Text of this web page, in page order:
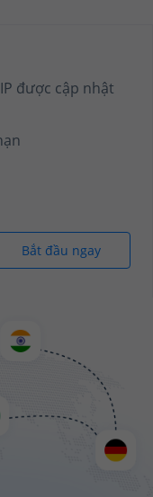
được cập nhật
Bắt đầu ngay